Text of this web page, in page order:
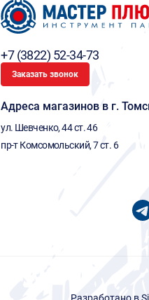
+7 (3822) 52-34-73
Заказать звонок
Адреса магазинов в г.
ул. Шевченко, 44 ст. 46
пр-т Комсомольский, 7 ст. 6